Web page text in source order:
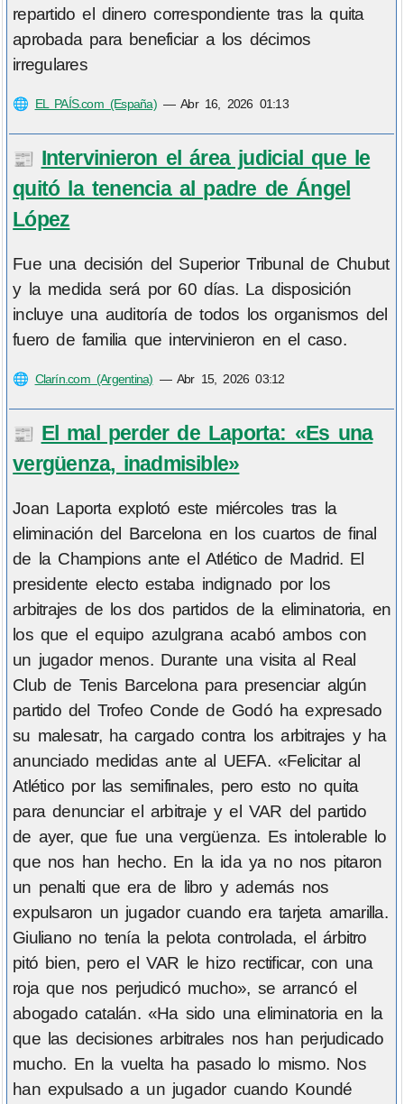
repartido el dinero correspondiente tras la quita
aprobada para beneficiar a los décimos
irregulares
🌐 EL PAÍS.com (España)—Abr 16, 2026 01:13
📰 Intervinieron el área judicial que le
quitó la tenencia al padre de Ángel
López
Fue una decisión del Superior Tribunal de Chubut
y la medida será por 60 días. La disposición
incluye una auditoría de todos los organismos del
fuero de familia que intervinieron en el caso.
🌐 Clarín.com (Argentina) — Abr 15, 2026 03:12
📰 El mal perder de Laporta: «Es una
vergüenza, inadmisible»
Joan Laporta explotó este miércoles tras la
eliminación del Barcelona en los cuartos de final
de la Champions ante el Atlético de Madrid. El
presidente electo estaba indignado por los
arbitrajes de los dos partidos de la eliminatoria, en
los que el equipo azulgrana acabó ambos con
un jugador menos. Durante una visita al Real
Club de Tenis Barcelona para presenciar algún
partido del Trofeo Conde de Godó ha expresado
su malesatr, ha cargado contra los arbitrajes y ha
anunciado medidas ante al UEFA. «Felicitar al
Atlético por las semifinales, pero esto no quita
para denunciar el arbitraje y el VAR del partido
de ayer, que fue una vergüenza. Es intolerable lo
que nos han hecho. En la ida ya no nos pitaron
un penalti que era de libro y además nos
expulsaron un jugador cuando era tarjeta amarilla.
Giuliano no tenía la pelota controlada, el árbitro
pitó bien, pero el VAR le hizo rectificar, con una
roja que nos perjudicó mucho», se arrancó el
abogado catalán. «Ha sido una eliminatoria en la
que las decisiones arbitrales nos han perjudicado
mucho. En la vuelta ha pasado lo mismo. Nos
han expulsado a un jugador cuando Koundé